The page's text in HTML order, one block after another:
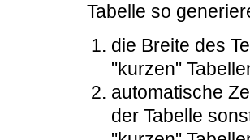
Tabelle so
die Breite des
"kurzen"
automatische
der Tabelle